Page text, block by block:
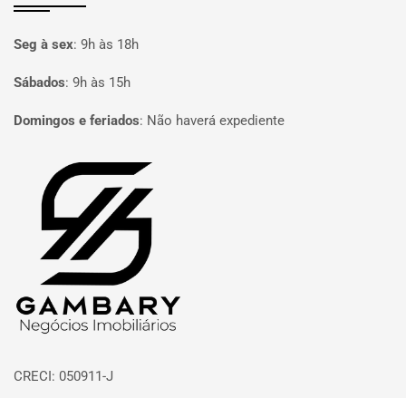
Seg à sex: 9h às 18h
Sábados: 9h às 15h
Domingos e feriados: Não haverá expediente
Página inicial
CRECI: 050911-J